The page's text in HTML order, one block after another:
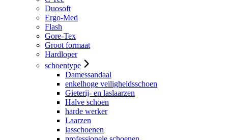
Duosoft
Ergo-Med
Flash
Gore-Tex
Groot formaat
Hardloper
schoentype
Damessandaal
enkelhoge veiligheidsschoen
Gieterij- en laslaarzen
Halve schoen
harde werker
Laarzen
lasschoenen